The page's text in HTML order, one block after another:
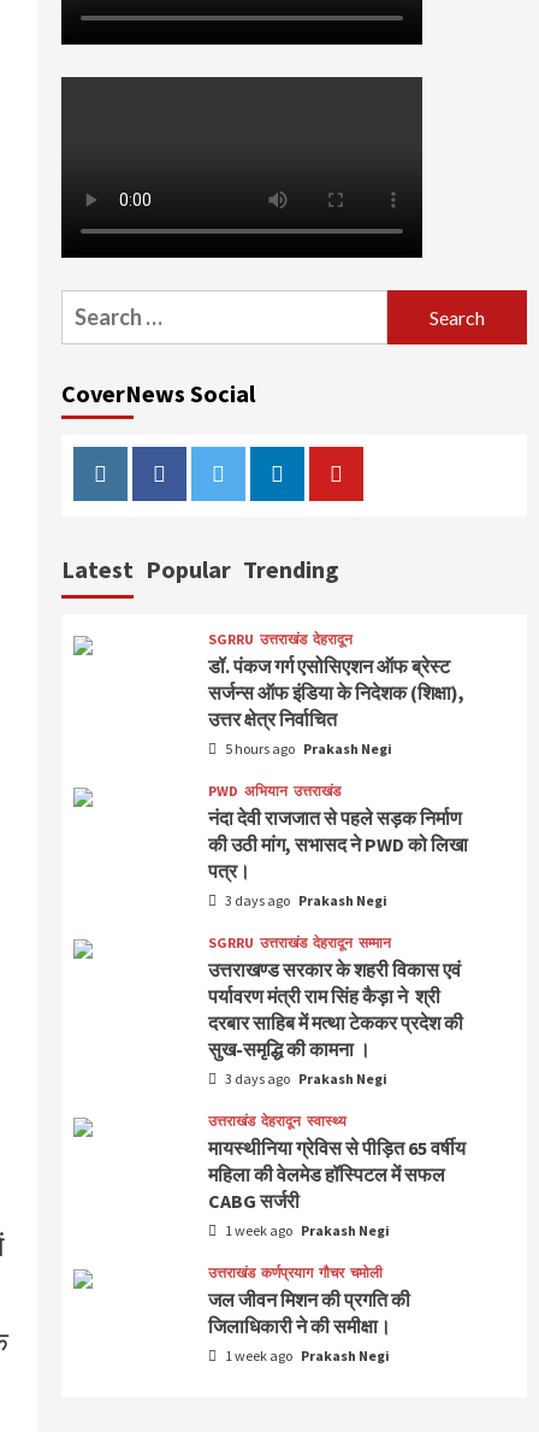
Search
for:
CoverNews Social
InstagramFacebookTwitterLinkedinYoutube
Latest Popular Trending
SGRRU उत्तराखंड देहरादून
डॉ. पंकज गर्ग एसोसिएशन ऑफ ब्रेस्ट
सर्जन्स ऑफ इंडिया के निदेशक (शिक्षा),
उत्तर क्षेत्र निर्वाचित
5 hours ago Prakash Negi
PWD अभियान उत्तराखंड
नंदा देवी राजजात से पहले सड़क निर्माण
की उठी मांग, सभासद ने PWD को लिखा
पत्र।
3 days ago Prakash Negi
SGRRU उत्तराखंड देहरादून सम्मान
उत्तराखण्ड सरकार के शहरी विकास एवं
पर्यावरण मंत्री राम सिंह कैड़ा ने श्री
दरबार साहिब में मत्था टेककर प्रदेश की
सुख-समृद्धि की कामना ।
3 days ago Prakash Negi
उत्तराखंड देहरादून स्वास्थ्य
मायस्थीनिया ग्रेविस से पीड़ित 65 वर्षीय
महिला की वेलमेड हॉस्पिटल में सफल
CABG सर्जरी
1 week ago Prakash Negi
उत्तराखंड कर्णप्रयाग गौचर चमोली
जल जीवन मिशन की प्रगति की
जिलाधिकारी ने की समीक्षा।
1 week ago Prakash Negi